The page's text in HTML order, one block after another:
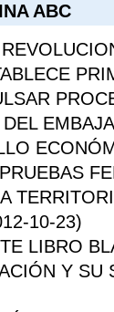
ABC
10-23)
LIBRO
Y SU